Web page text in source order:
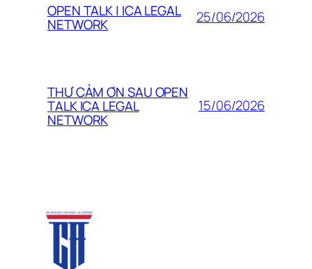
OPEN TALK | ICA LEGAL
NETWORK 25/06/2026
THƯ CẢM ƠN SAU OPEN
TALK ICA LEGAL
NETWORK
15/06/2026